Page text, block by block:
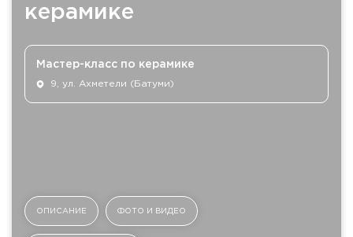
керамике
Мастер-класс по керамике
9, ул. Ахметели (Батуми)
ОПИСАНИЕ ФОТО И ВИДЕО